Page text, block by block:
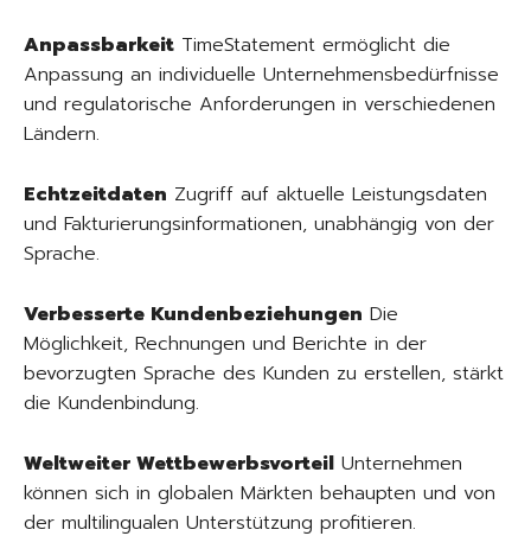
Anpassbarkeit TimeStatement ermöglicht die
Anpassung an individuelle Unternehmensbedürfnisse
und regulatorische Anforderungen in verschiedenen
Ländern.
Echtzeitdaten Zugriff auf aktuelle Leistungsdaten
und Fakturierungsinformationen, unabhängig von der
Sprache.
Verbesserte Kundenbeziehungen Die
Möglichkeit, Rechnungen und Berichte in der
bevorzugten Sprache des Kunden zu erstellen, stärkt
die Kundenbindung.
Weltweiter Wettbewerbsvorteil Unternehmen
können sich in globalen Märkten behaupten und von
der multilingualen Unterstützung profitieren.